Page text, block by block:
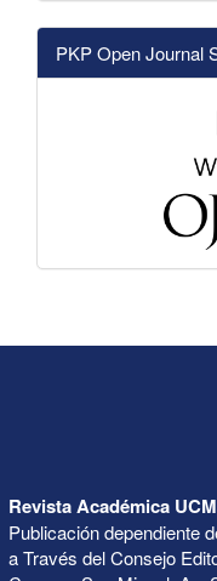
PKP Open Journal
Revista Académica
Publicación dependiente
a Través del Consejo